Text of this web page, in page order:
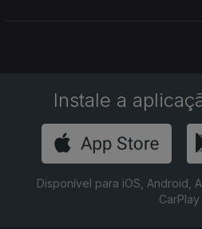
Instale a
Disponível para iOS, Android,
CarPlay